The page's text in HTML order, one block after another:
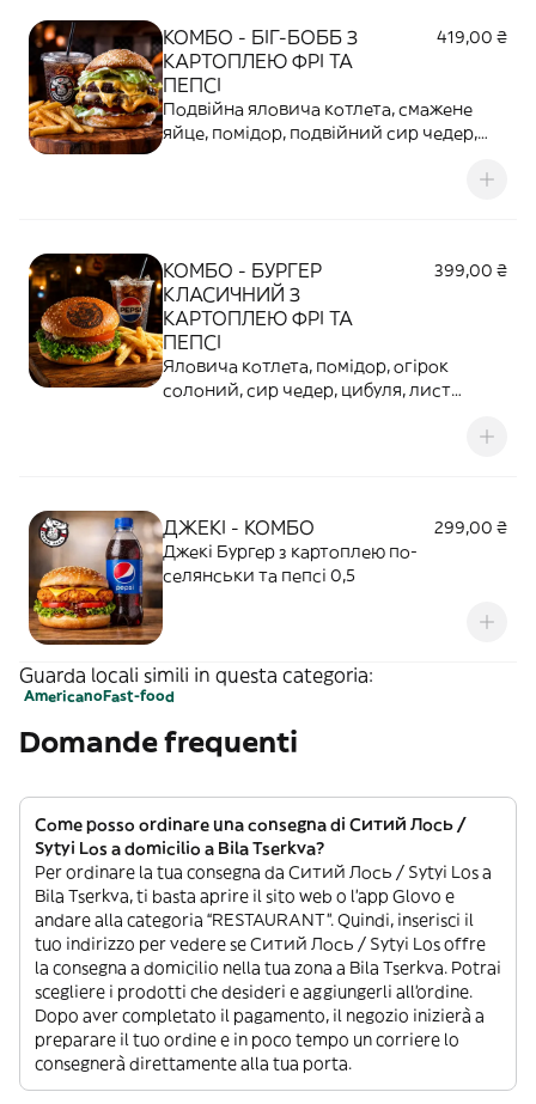
КОМБО - БІГ-БОББ З
КАРТОПЛЕЮ ФРІ ТА
ПЕПСІ
419,00 ₴
Подвійна яловича котлета, смажене
яйце, помідор, подвійний сир чедер,
КОМБО - БУРГЕР
КЛАСИЧНИЙ З
КАРТОПЛЕЮ ФРІ ТА
ПЕПСІ
399,00 ₴
Яловича котлета, помідор, огірок
солоний, сир чедер, цибуля, лист
ДЖЕКІ - КОМБО
299,00 ₴
Джекі Бургер з картоплею по-
селянськи та пепсі 0,5
Guarda locali simili in questa categoria:
AmericanoFast-food
Domande frequenti
Come posso ordinare una consegna di Ситий Лось /
Sytyi Los a domicilio a Bila Tserkva?
Per ordinare la tua consegna da Ситий Лось / Sytyi Los a
Bila Tserkva, ti basta aprire il sito web o l’app Glovo e
andare alla categoria “RESTAURANT”. Quindi, inserisci il
tuo indirizzo per vedere se Ситий Лось / Sytyi Los offre
la consegna a domicilio nella tua zona a Bila Tserkva. Potrai
scegliere i prodotti che desideri e aggiungerli all’ordine.
Dopo aver completato il pagamento, il negozio inizierà a
preparare il tuo ordine e in poco tempo un corriere lo
consegnerà direttamente alla tua porta.